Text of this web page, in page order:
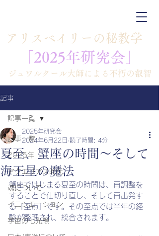
​アリスベイリーの秘教学
​ジュワルクール大師による不朽の叡智
「​​2025年研究会」
記事
記事一覧
2025年
アクエリアス時代
魂について
イニシエーション
宇宙の七光線
記事一覧
夏至、蟹座の時間～そして
海王星の魔法
2025年研究会
2024年6月22日 読了時間: 4分
蟹座ではじまる夏至の時間は、再調整を
することで仕切り直し、そして再出発す
る「至点」です。その至点では半年の経
験が整理され、統合されます。